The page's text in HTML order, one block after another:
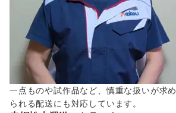
一点ものや試作品など、慎重な扱いが求め
られる配送にも対応しています。